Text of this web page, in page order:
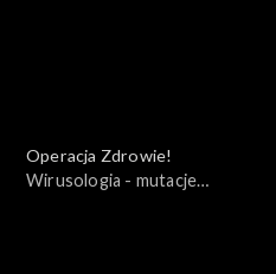
Operacja Zdrowie!
Wirusologia - mutacje